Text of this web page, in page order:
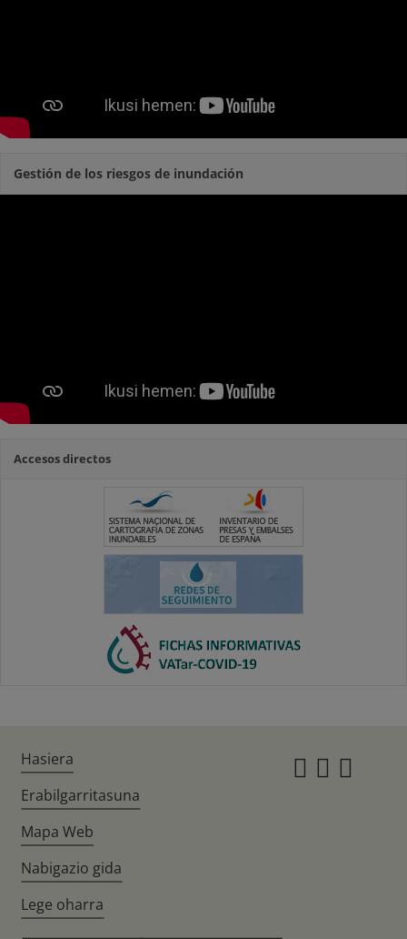
Gestión de los riesgos de inundación
Accesos directos
Hasiera
Erabilgarritasuna
Mapa Web
Nabigazio gida
Lege oharra